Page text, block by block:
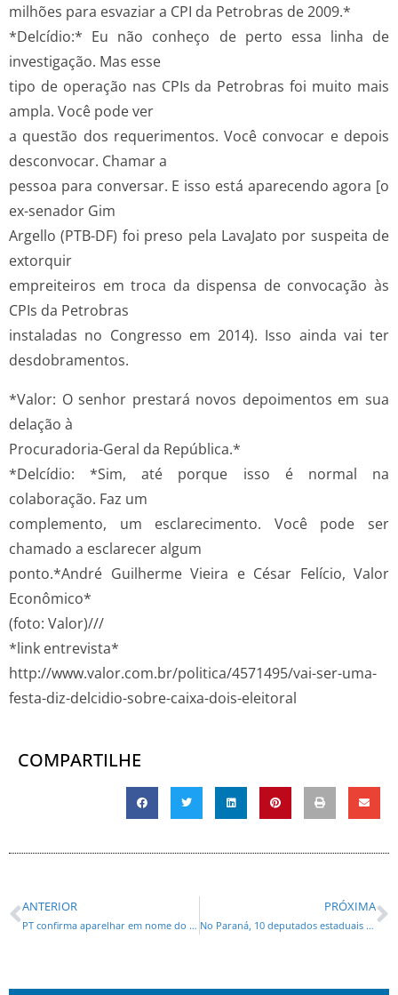
milhões para esvaziar a CPI da Petrobras de 2009.*
*Delcídio:* Eu não conheço de perto essa linha de
investigação. Mas esse
tipo de operação nas CPIs da Petrobras foi muito mais
ampla. Você pode ver
a questão dos requerimentos. Você convocar e depois
desconvocar. Chamar a
pessoa para conversar. E isso está aparecendo agora [o
ex-­senador Gim
Argello (PTB­-DF) foi preso pela Lava­Jato por suspeita de
extorquir
empreiteiros em troca da dispensa de convocação às
CPIs da Petrobras
instaladas no Congresso em 2014). Isso ainda vai ter
desdobramentos.
*Valor: O senhor prestará novos depoimentos em sua
delação à
Procuradoria-­Geral da República.*
*Delcídio: *Sim, até porque isso é normal na
colaboração. Faz um
complemento, um esclarecimento. Você pode ser
chamado a esclarecer algum
ponto.*André Guilherme Vieira e César Felício, Valor
Econômico*
(foto: Valor)///
*link entrevista*
http://www.valor.com.br/politica/4571495/vai-ser-uma-
festa-diz-delcidio-sobre-caixa-dois-eleitoral
COMPARTILHE
ANTERIOR
PT confirma aparelhar em nome do ‘projeto’
PRÓXIMA
No Paraná, 10 deputados estaduais devem disputar as eleições municipais